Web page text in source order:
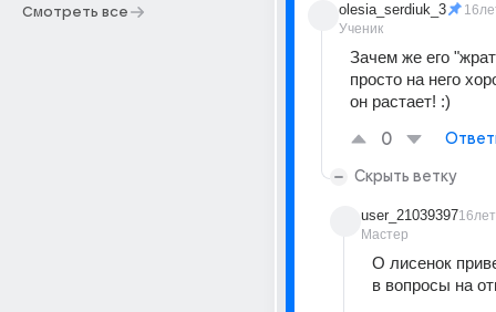
Смотреть все olesia_serdiuk_3
Ученик
Зачем же его
просто на него
он растает! :)
0
Скрыть ветку
user_21039397
Мастер
16лет
О лисенок
в вопросы на